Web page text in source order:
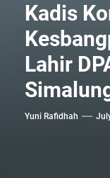
Kadis
Lahir
Yuni Rafidhah